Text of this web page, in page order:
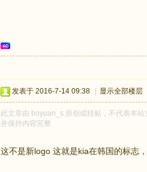
发表于 2016-7-14 09:38 显示全部楼层
此文章由 boyuan_s 原创或转贴，不代表本
并保持内容完整
这不是新logo 这就是kia在韩国的标志